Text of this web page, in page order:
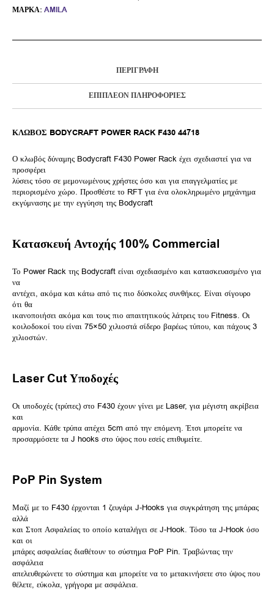
ΜΆΡΚΑ: AMILA
ΠΕΡΙΓΡΑΦΉ
ΕΠΙΠΛΈΟΝ ΠΛΗΡΟΦΟΡΊΕΣ
ΚΛΩΒΟΣ BODYCRAFT POWER RACK F430 44718
Ο κλωβός δύναμης Bodycraft F430 Power Rack έχει σχεδιαστεί για να
προσφέρει
λύσεις τόσο σε μεμονωμένους χρήστες όσο και για επαγγελματίες με
περιορισμένο χώρο. Προσθέστε το RFT για ένα ολοκληρωμένο μηχάνημα
εκγύμνασης με την εγγύηση της Bodycraft
Κατασκευή Αντοχής 100% Commercial
Το Power Rack της Bodycraft είναι σχεδιασμένο και κατασκευασμένο για
να
αντέχει, ακόμα και κάτω από τις πιο δύσκολες συνθήκες. Είναι σίγουρο
ότι θα
ικανοποιήσει ακόμα και τους πιο απαιτητικούς λάτρεις του Fitness. Οι
κοιλοδοκοί του είναι 75×50 χιλιοστά σίδερο βαρέως τύπου, και πάχους 3
χιλιοστών.
Laser Cut Υποδοχές
Οι υποδοχές (τρύπες) στο F430 έχουν γίνει με Laser, για μέγιστη ακρίβεια
και
αρμονία. Κάθε τρύπα απέχει 5cm από την επόμενη. Έτσι μπορείτε να
προσαρμόσετε τα J hooks στο ύψος που εσείς επιθυμείτε.
PoP Pin System
Μαζί με το F430 έρχονται 1 ζευγάρι J-Hooks για συγκράτηση της μπάρας
αλλά
και Στοπ Ασφαλείας το οποίο καταλήγει σε J-Hook. Τόσο τα J-Hook όσο
και οι
μπάρες ασφαλείας διαθέτουν το σύστημα PoP Pin. Τραβώντας την
ασφάλεια
απελευθερώνετε το σύστημα και μπορείτε να το μετακινήσετε στο ύψος που
θέλετε, εύκολα, γρήγορα με ασφάλεια.